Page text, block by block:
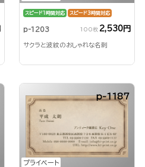
スピード1時間対応 スピード3時間対応
p-1203 100枚 2,530円
サクラと波紋のおしゃれな名刺
プライベート
p-1187